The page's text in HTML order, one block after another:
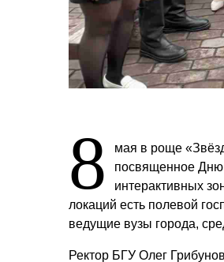
8
мая в роще
посвященное Дню
интерактивных
локаций есть полевой
ведущие вузы города,
Ректор БГУ Олег